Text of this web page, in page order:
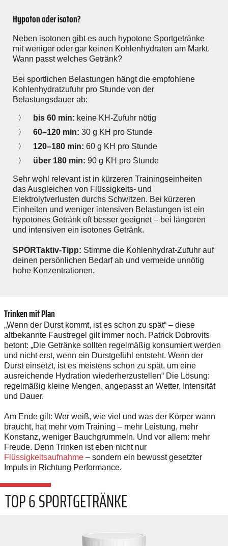
Hypoton oder isoton?
Neben isotonen gibt es auch hypotone Sportgetränke
mit weniger oder gar keinen Kohlenhydraten am Markt.
Wann passt welches Getränk?
Bei sportlichen Belastungen hängt die empfohlene
Kohlenhydratzufuhr pro Stunde von der
Belastungsdauer ab:
bis 60 min: keine KH-­Zufuhr nötig
60–120 min: 30 g KH pro Stunde
120–180 min: 60 g KH pro Stunde
über 180 min: 90 g KH pro Stunde
Sehr wohl relevant ist in kürzeren Trainingseinheiten
das Ausgleichen von Flüssigkeits- und
Elektrolytverlusten durchs Schwitzen. Bei kürzeren
Einheiten und weniger intensiven Belastungen ist ein
hypotones Getränk oft besser geeignet – bei längeren
und intensiven ein isotones Getränk.
SPORTaktiv-Tipp: Stimme die Kohlenhydrat-Zufuhr auf
deinen ­persönlichen Bedarf ab und vermeide unnötig
hohe Konzentrationen.
Trinken mit Plan
„Wenn der Durst kommt, ist es schon zu spät“ – diese
altbekannte Faustregel gilt immer noch. Patrick Dobrovits
betont: „Die Getränke sollten regelmäßig konsumiert werden
und nicht erst, wenn ein Durstgefühl entsteht. Wenn der
Durst einsetzt, ist es meistens schon zu spät, um eine
ausreichende Hydration wiederherzustellen“ Die Lösung:
regelmäßig kleine Mengen, angepasst an Wetter, Intensität
und Dauer.
Am Ende gilt: Wer weiß, wie viel und was der Körper wann
braucht, hat mehr vom Training – mehr Leistung, mehr
Konstanz, weniger Bauchgrummeln. Und vor allem: mehr
Freude. Denn Trinken ist eben nicht nur
Flüssigkeitsaufnahme – sondern ein bewusst gesetzter
Impuls in Richtung Performance.
TOP 6 SPORTGETRÄNKE